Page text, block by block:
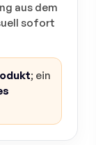
aus dem
sofort
; ein